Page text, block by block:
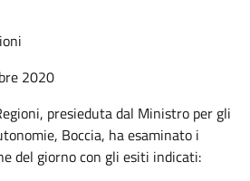
2020
presieduta dal Ministro per gli
Boccia, ha esaminato i
del giorno con gli esiti indicati: